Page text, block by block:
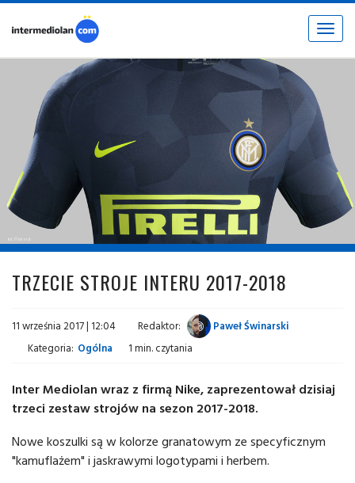
Toggle
fot. © inter.it
TRZECIE STROJE INTERU 2017-2018
11 września 2017 | 12:04 Redaktor:
Paweł Świnarski
Kategoria: Ogólna 1 min. czytania
Inter Mediolan wraz z firmą Nike, zaprezentował dzisiaj
trzeci zestaw strojów na sezon 2017-2018.
Nowe koszulki są w kolorze granatowym ze specyficznym
"kamuflażem" i jaskrawymi logotypami i herbem.